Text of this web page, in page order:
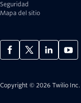
Seguridad
Mapa del sitio
Copyright © 2026 Twilio Inc.